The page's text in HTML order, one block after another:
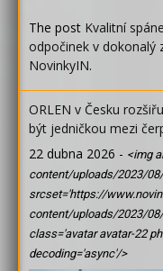
The post Kvalitní
odpočinek v dokonalý
NovinkyIN.
ORLEN v Česku
být jedničkou mezi
22 dubna 2026 - <img
content/uploads/2023/
srcset='https://
content/uploads/2023/
class='avatar avatar-22
decoding='async'/>